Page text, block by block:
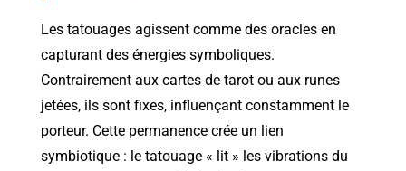
Les tatouages agissent comme des oracles en
capturant des énergies symboliques.
Contrairement aux cartes de tarot ou aux runes
jetées, ils sont fixes, influençant constamment le
porteur. Cette permanence crée un lien
symbiotique : le tatouage « lit » les vibrations du